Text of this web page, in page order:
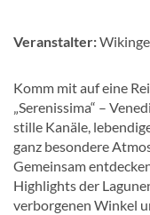
Veranstalter:
Komm mit auf eine
„Serenissima“ –
stille Kanäle,
ganz besondere
Gemeinsam
Highlights der
verborgenen Winkel